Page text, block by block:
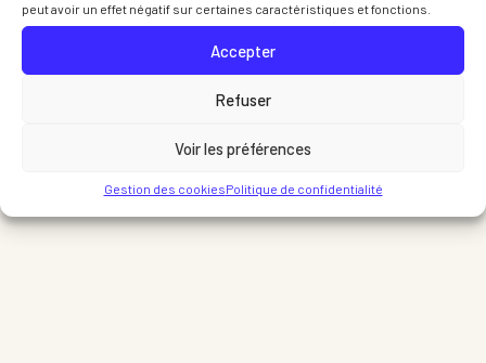
peut avoir un effet négatif sur certaines caractéristiques et fonctions.
Accepter
Refuser
Voir les préférences
Gestion des cookiesPolitique de confidentialité